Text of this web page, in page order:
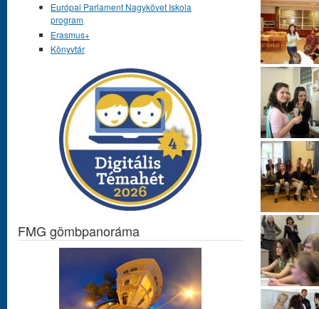
Európai Parlament Nagykövet Iskola
program
Erasmus+
Könyvtár
FMG gömbpanoráma